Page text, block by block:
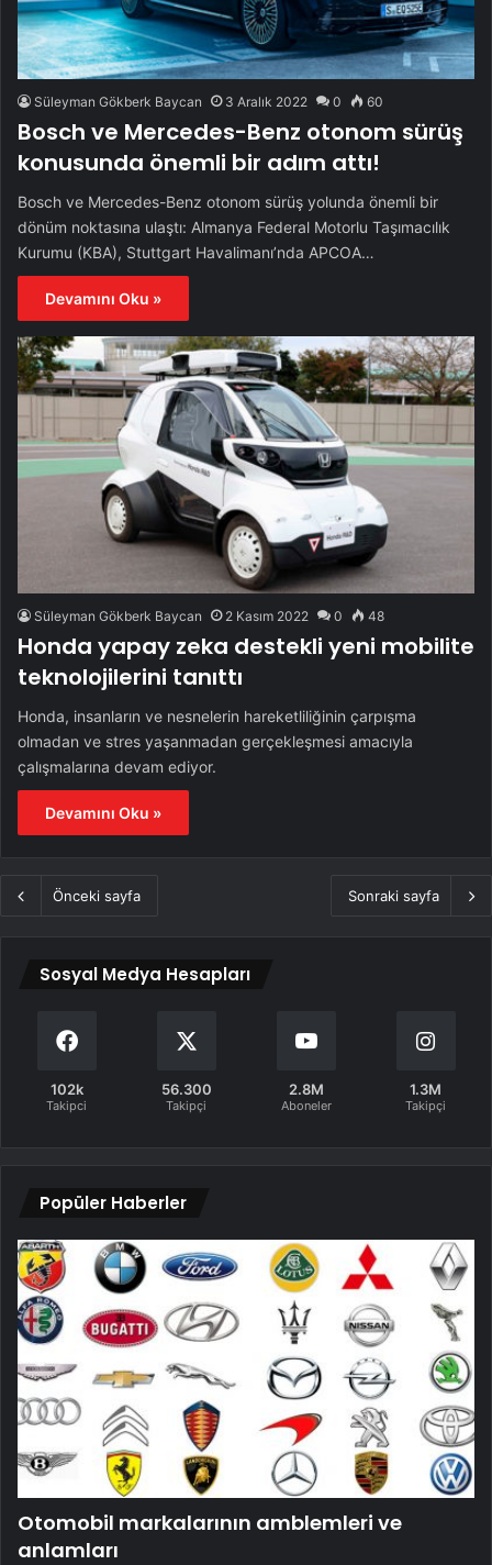
Süleyman Gökberk Baycan 3 Aralık 2022 0 60
Bosch ve Mercedes-Benz otonom sürüş
konusunda önemli bir adım attı!
Bosch ve Mercedes-Benz otonom sürüş yolunda önemli bir
dönüm noktasına ulaştı: Almanya Federal Motorlu Taşımacılık
Kurumu (KBA), Stuttgart Havalimanı’nda APCOA…
Devamını Oku »
Süleyman Gökberk Baycan 2 Kasım 2022 0 48
Honda yapay zeka destekli yeni mobilite
teknolojilerini tanıttı
Honda, insanların ve nesnelerin hareketliliğinin çarpışma
olmadan ve stres yaşanmadan gerçekleşmesi amacıyla
çalışmalarına devam ediyor.
Devamını Oku »
Önceki sayfa Sonraki sayfa
Sosyal Medya Hesapları
102k
Takipci
56.300
Takipçi
2.8M
Aboneler
1.3M
Takipçi
Popüler Haberler
Otomobil markalarının amblemleri ve
anlamları